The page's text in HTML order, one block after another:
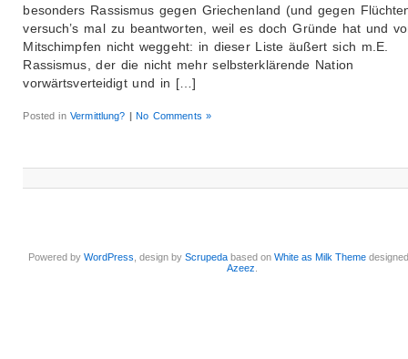
besonders Rassismus gegen Griechenland (und gegen
versuch’s mal zu beantworten, weil es doch Gründe hat und
Mitschimpfen nicht weggeht: in dieser Liste äußert sich m.E.
Rassismus, der die nicht mehr selbsterklärende Nation
vorwärtsverteidigt und in […]
Posted inVermittlung? | No Comments »
Powered byWordPress , design byScrupeda based onWhite as Milk Theme
Azeez